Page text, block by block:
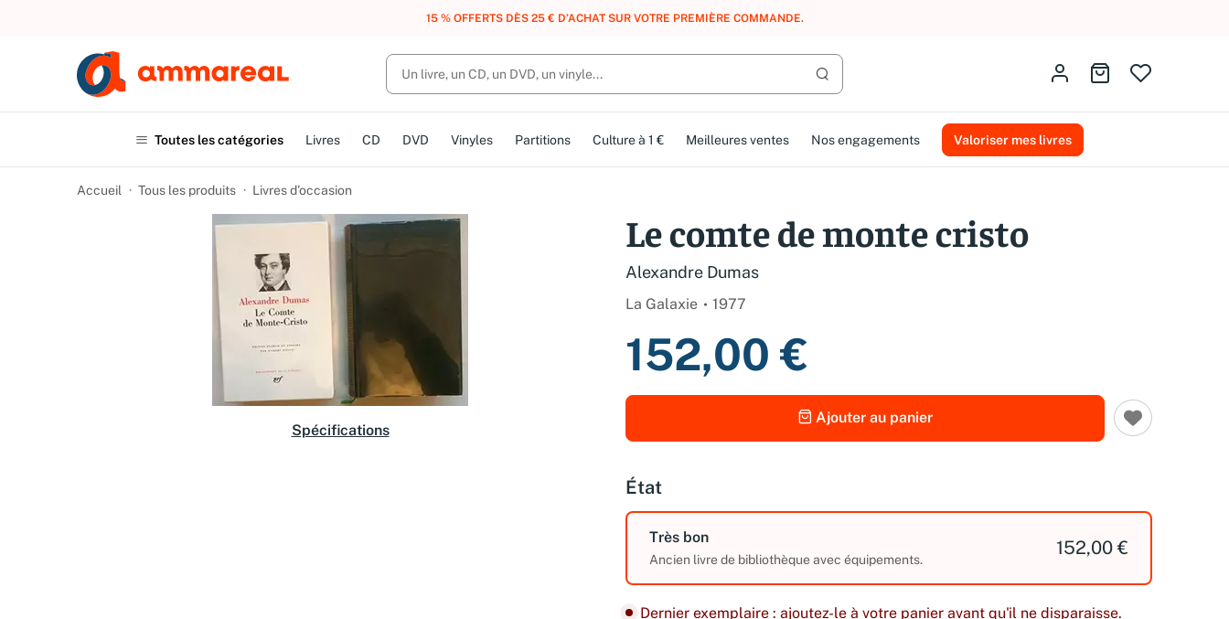
UN ACHAT, DES POINTS, DES RÉCOMPENSES :REJOIGNEZ GRATUITEMENT LE CLUB AMMAREAL.
Lancer la recherche
Identifiez-vousAller au panier
Toutes les catégories Livres CD DVD Vinyles Partitions Culture à 1 € Meilleures ventes Nos engagements Valoriser mes livres
Accueil Tous les produits Livres d’occasion
Spécifications
Le comte de monte cristo
Alexandre Dumas
La Galaxie 1977
152,00 €
Ajouter au panier
État
Très bon
Ancien livre de bibliothèque avec équipements.
152,00 €
Dernier exemplaire : ajoutez-le à votre panier avant qu'il ne disparaisse.